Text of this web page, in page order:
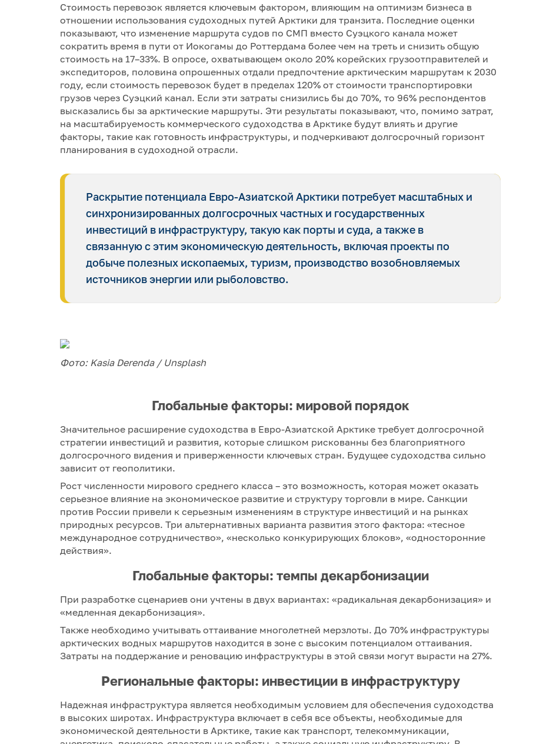
Стоимость перевозок является ключевым фактором, влияющим на оптимизм бизнеса в
отношении использования судоходных путей Арктики для транзита. Последние оценки
показывают, что изменение маршрута судов по СМП вместо Суэцкого канала может
сократить время в пути от Иокогамы до Роттердама более чем на треть и снизить общую
стоимость на 17–33%. В опросе, охватывающем около 20% корейских грузоотправителей и
экспедиторов, половина опрошенных отдали предпочтение арктическим маршрутам к 2030
году, если стоимость перевозок будет в пределах 120% от стоимости транспортировки
грузов через Суэцкий канал. Если эти затраты снизились бы до 70%, то 96% респондентов
высказались бы за арктические маршруты. Эти результаты показывают, что, помимо затрат,
на масштабируемость коммерческого судоходства в Арктике будут влиять и другие
факторы, такие как готовность инфраструктуры, и подчеркивают долгосрочный горизонт
планирования в судоходной отрасли.
Раскрытие потенциала Евро-Азиатской Арктики потребует масштабных и
синхронизированных долгосрочных частных и государственных
инвестиций в инфраструктуру, такую как порты и суда, а также в
связанную с этим экономическую деятельность, включая проекты по
добыче полезных ископаемых, туризм, производство возобновляемых
источников энергии или рыболовство.
Фото: Kasia Derenda / Unsplash
Глобальные факторы: мировой порядок
Значительное расширение судоходства в Евро-Азиатской Арктике требует долгосрочной
стратегии инвестиций и развития, которые слишком рискованны без благоприятного
долгосрочного видения и приверженности ключевых стран. Будущее судоходства сильно
зависит от геополитики.
Рост численности мирового среднего класса – это возможность, которая может оказать
серьезное влияние на экономическое развитие и структуру торговли в мире. Санкции
против России привели к серьезным изменениям в структуре инвестиций и на рынках
природных ресурсов. Три альтернативных варианта развития этого фактора: «тесное
международное сотрудничество», «несколько конкурирующих блоков», «односторонние
действия».
Глобальные факторы: темпы декарбонизации
При разработке сценариев они учтены в двух вариантах: «радикальная декарбонизация» и
«медленная декарбонизация».
Также необходимо учитывать оттаивание многолетней мерзлоты. До 70% инфраструктуры
арктических водных маршрутов находится в зоне с высоким потенциалом оттаивания.
Затраты на поддержание и реновацию инфраструктуры в этой связи могут вырасти на 27%.
Региональные факторы: инвестиции в инфраструктуру
Надежная инфраструктура является необходимым условием для обеспечения судоходства
в высоких широтах. Инфраструктура включает в себя все объекты, необходимые для
экономической деятельности в Арктике, такие как транспорт, телекоммуникации,